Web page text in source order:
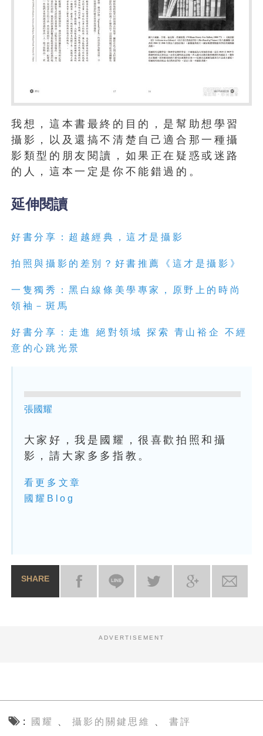
我想，這本書最終的目的，是幫助想學習
攝影，以及還搞不清楚自己適合那一種攝
影類型的朋友閱讀，如果正在疑惑或迷路
的人，這本一定是你不能錯過的。
延伸閱讀
好書分享：超越經典，這才是攝影
拍照與攝影的差別？好書推薦《這才是攝影》
一隻獨秀：黑白線條美學專家，原野上的時尚
領袖－斑馬
好書分享：走進 絕對領域 探索 青山裕企 不經
意的心跳光景
張國耀
大家好，我是國耀，很喜歡拍照和攝
影，請大家多多指教。
看更多文章
國耀Blog
SHARE
ADVERTISEMENT
國耀 、攝影的關鍵思維 書評